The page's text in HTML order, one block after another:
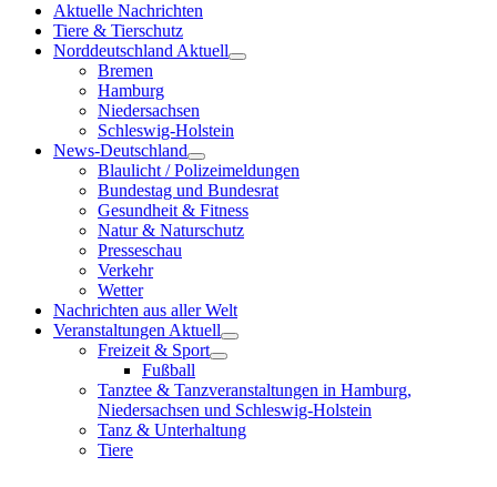
Aktuelle Nachrichten
Tiere & Tierschutz
Norddeutschland Aktuell
Bremen
Hamburg
Niedersachsen
Schleswig-Holstein
News-Deutschland
Blaulicht / Polizeimeldungen
Bundestag und Bundesrat
Gesundheit & Fitness
Natur & Naturschutz
Presseschau
Verkehr
Wetter
Nachrichten aus aller Welt
Veranstaltungen Aktuell
Freizeit & Sport
Fußball
Tanztee & Tanzveranstaltungen in Hamburg,
Niedersachsen und Schleswig-Holstein
Tanz & Unterhaltung
Tiere